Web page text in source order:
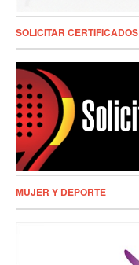
SOLICITAR CERTIFICADOS
MUJER Y DEPORTE